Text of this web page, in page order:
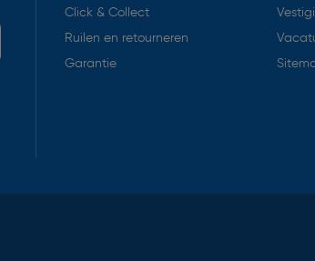
Click & Collect
Ruilen en retourneren
Garantie